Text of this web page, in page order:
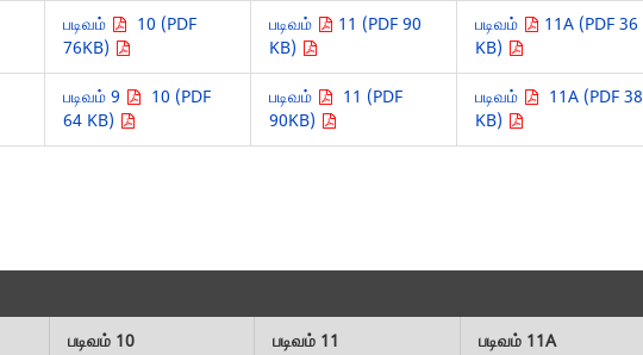
படிவம்
10 (PDF
76KB)
படிவம்
11 (PDF 90
KB)
படிவம்
11A (PDF 36
KB)
படிவம் 9
10 (PDF
64 KB)
படிவம்
11 (PDF
90KB)
படிவம்
11A (PDF 38
KB)
படிவம் 10 படிவம் 11 படிவம் 11A